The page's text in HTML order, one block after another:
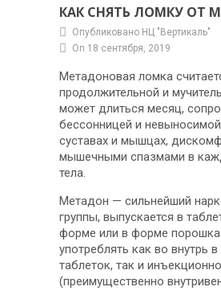
КАК СНЯТЬ ЛОМКУ ОТ
Опубликовано НЦ "Вертикаль"
On 18 сентября, 2019
Метадоновая ломка
продолжительной и
может длиться месяц,
бессонницей и
суставах и мышцах,
мышечными спазмами в
тела.
Метадон — сильнейший
группы, выпускается в
форме или в форме
употреблять как во внутрь
таблеток, так и инъекционно
(преимущественно